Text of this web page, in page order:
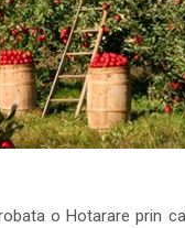
o Hotarare prin